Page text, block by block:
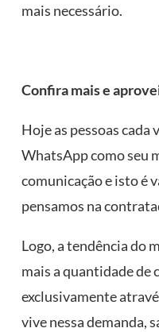
mais necessário.
Confira mais e
Hoje as pessoas cada
WhatsApp como seu
comunicação e isto é
pensamos na
Logo, a tendência do
mais a quantidade
exclusivamente
vive nessa demanda,